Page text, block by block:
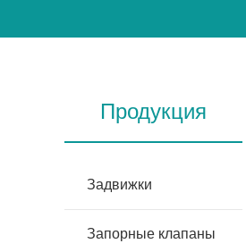
Продукция
Задвижки
Запорные клапаны